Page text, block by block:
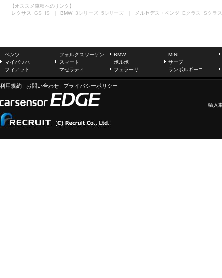
【オススメ車種へのリンク】
レクサス GS IS ｜ BMW 3シリーズ 5シリーズ ｜ メルセデス・ベンツ Eクラス Sクラス
ベンツ フォルクスワーゲン BMW
MINI
マイバッハ
スマート ボルボ
サーブ
フィアット
マセラティ フェラーリ ランボルギーニ
利用規約 | お問い合わせ | プライバシーポリシー
輸入